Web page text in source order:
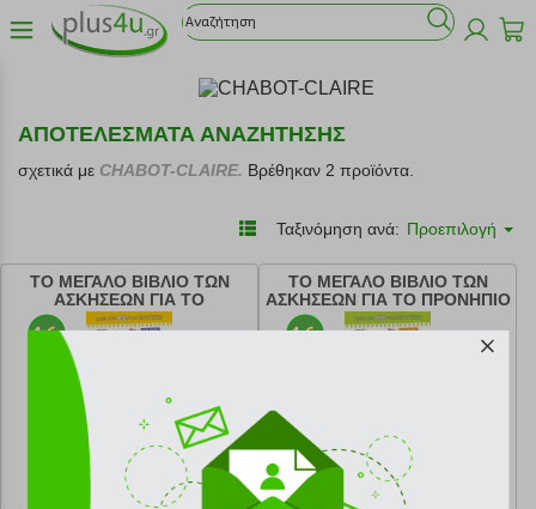
ΑΠΟΤΕΛΕΣΜΑΤΑ ΑΝΑΖΗΤΗΣΗΣ
σχετικά με CHABOT-CLAIRE. Βρέθηκαν 2 προϊόντα.
Ταξινόμηση ανά: Προεπιλογή
ΤΟ ΜΕΓΑΛΟ ΒΙΒΛΙΟ ΤΩΝ
ΑΣΚΗΣΕΩΝ ΓΙΑ ΤΟ
ΝΗΠΙΑΓΩΓΕΙΟ
κωδ. 108199366
8.99 €
Ελάχιστη 30 ημερών 9.99 €
Προτεινόμενη λιανική 9.99 €
ΤΟ ΜΕΓΑΛΟ ΒΙΒΛΙΟ ΤΩΝ
ΑΣΚΗΣΕΩΝ ΓΙΑ ΤΟ ΠΡΟΝΗΠΙΟ
108199367
8.99 €
Ελάχιστη 30 ημερών 9.99 €
Προτεινόμενη λιανική 9.99 €